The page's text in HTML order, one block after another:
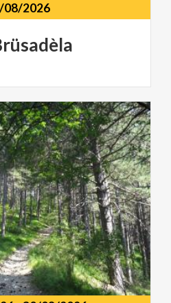
08/2026